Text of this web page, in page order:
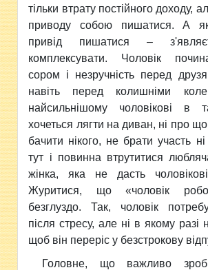
тільки втрату постійного доходу,
приводу собою пишатися. А
привід пишатися –
комплексувати. Чоловік
сором і незручність перед
навіть перед колишніми
найсильнішому чоловікові в
хочеться лягти на диван, ні про
бачити нікого, не брати участь
тут і повинна втрутитися
жінка, яка не дасть чоловікові
Журитися, що «чоловік
безглуздо. Так, чоловік
після стресу, але ні в якому разі
щоб він переріс у безстрокову
Головне, що важливо